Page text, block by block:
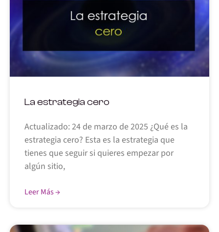
La estrategia cero
Actualizado: 24 de marzo de 2025 ¿Qué es la
estrategia cero? Esta es la estrategia que
tienes que seguir si quieres empezar por
algún sitio,
Leer Más →